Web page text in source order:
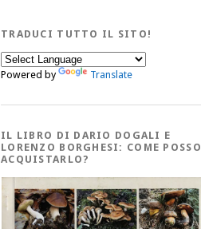
Cerca
TRADUCI TUTTO IL SITO!
Powered by Translate
IL LIBRO DI DARIO DOGALI E
LORENZO BORGHESI: COME POSSO
ACQUISTARLO?